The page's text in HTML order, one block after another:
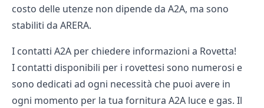
costo delle utenze non dipende da A2A, ma sono
stabiliti da ARERA.
I contatti A2A per chiedere informazioni a Rovetta!
I contatti disponibili per i rovettesi sono numerosi e
sono dedicati ad ogni necessità che puoi avere in
ogni momento per la tua fornitura A2A luce e gas. Il